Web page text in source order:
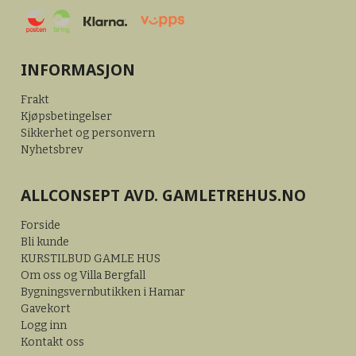
INFORMASJON
Frakt
Kjøpsbetingelser
Sikkerhet og personvern
Nyhetsbrev
ALLCONSEPT AVD. GAMLETREHUS.NO
Forside
Bli kunde
KURSTILBUD GAMLE HUS
Om oss og Villa Bergfall
Bygningsvernbutikken i Hamar
Gavekort
Logg inn
Kontakt oss